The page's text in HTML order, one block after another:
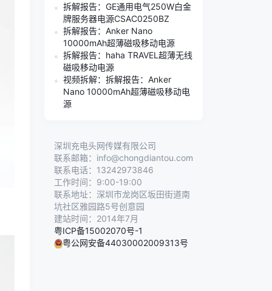
拆解报告：GE通用电气250W白金
牌服务器电源CSAC0250BZ
拆解报告：Anker Nano
10000mAh超薄磁吸移动电源
拆解报告：haha TRAVEL超薄无线
磁吸移动电源
视频拆解：拆解报告：Anker
Nano 10000mAh超薄磁吸移动电
源
深圳充电头网传媒有限公司
联系邮箱：info@chongdiantou.com
联系电话：13242973846
工作时间：9:00-19:00
联系地址：深圳市龙岗区坂田街道南
坑社区雅园路5号创意园
建站时间：2014年7月
粤ICP备15002070号-1
粤公网安备44030002009313号